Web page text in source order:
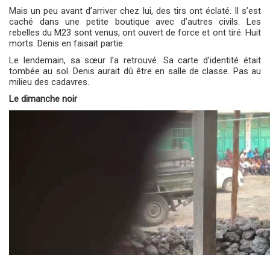
Mais un peu avant d’arriver chez lui, des tirs ont éclaté. Il s’est
caché dans une petite boutique avec d’autres civils. Les
rebelles du M23 sont venus, ont ouvert de force et ont tiré. Huit
morts. Denis en faisait partie.
Le lendemain, sa sœur l’a retrouvé. Sa carte d’identité était
tombée au sol. Denis aurait dû être en salle de classe. Pas au
milieu des cadavres.
Le dimanche noir